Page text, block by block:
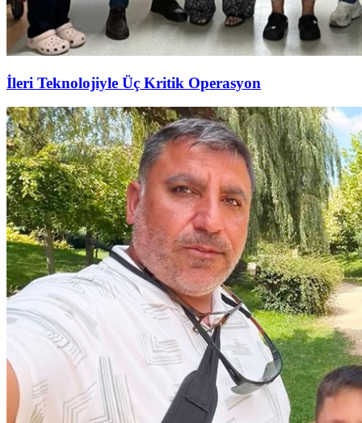
İleri Teknolojiyle Üç Kritik Operasyon